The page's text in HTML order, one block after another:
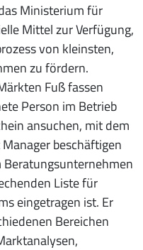
Ministerium für
Mittel zur Verfügung,
von kleinsten,
zu fördern.
Fuß fassen
Person im Betrieb
ansuchen, mit dem
beschäftigen
Beratungsunternehmen
Liste für
eingetragen ist. Er
Bereichen